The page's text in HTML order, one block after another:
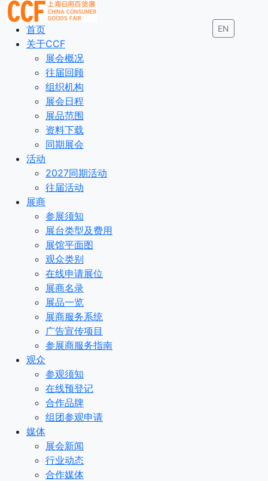
EN
首页
关于CCF
展会概况
往届回顾
组织机构
展会日程
展品范围
资料下载
同期展会
活动
2027同期活动
往届活动
展商
参展须知
展台类型及费用
展馆平面图
观众类别
在线申请展位
展商名录
展品一览
展商服务系统
广告宣传项目
参展商服务指南
观众
参观须知
在线预登记
合作品牌
组团参观申请
媒体
展会新闻
行业动态
合作媒体